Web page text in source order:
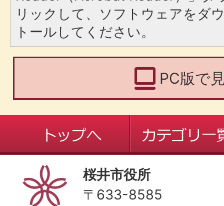
リックして、ソフトウェアをダ
トールしてください。
PC版で
桜井市役所
〒633-8585